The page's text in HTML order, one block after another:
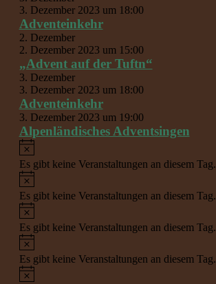
3. Dezember 2023 um 18:00
Adventeinkehr
2. Dezember
2. Dezember 2023 um 15:00
„Advent auf der Tuftn“
3. Dezember
3. Dezember 2023 um 18:00
Adventeinkehr
3. Dezember 2023 um 19:00
Alpenländisches Adventsingen
Hinweis
Es gibt keine Veranstaltungen an diesem Tag.
Hinweis
Es gibt keine Veranstaltungen an diesem Tag.
Hinweis
Es gibt keine Veranstaltungen an diesem Tag.
Hinweis
Es gibt keine Veranstaltungen an diesem Tag.
Hinweis